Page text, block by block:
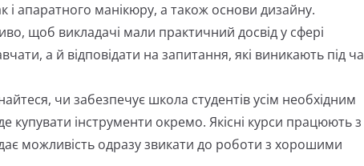
і апаратного манікюру, а також основи дизайну.
щоб викладачі мали практичний досвід у сфері
а й відповідати на запитання, які виникають під
чи забезпечує школа студентів усім необхідним
купувати інструменти окремо. Якісні курси працюють з
можливість одразу звикати до роботи з хорошими